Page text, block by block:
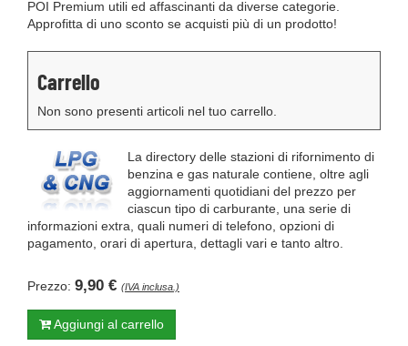
POI Premium utili ed affascinanti da diverse categorie.
Approfitta di uno sconto se acquisti più di un prodotto!
Carrello
Non sono presenti articoli nel tuo carrello.
La directory delle stazioni di rifornimento di
benzina e gas naturale contiene, oltre agli
aggiornamenti quotidiani del prezzo per
ciascun tipo di carburante, una serie di
informazioni extra, quali numeri di telefono, opzioni di
pagamento, orari di apertura, dettagli vari e tanto altro.
Prezzo: 9,90 € (IVA inclusa.)
Aggiungi al carrello